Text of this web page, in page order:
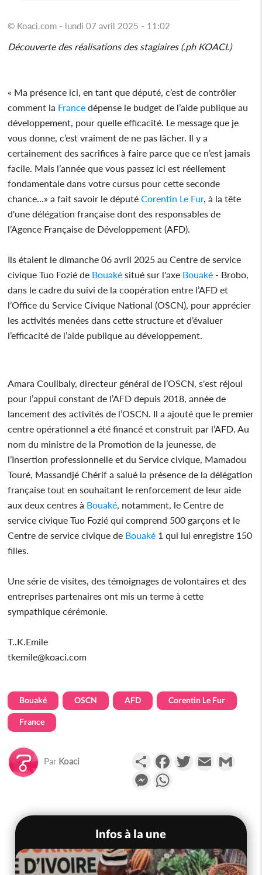
© Koaci.com - lundi 07 avril 2025 - 11:02
Découverte des réalisations des stagiaires (.ph KOACI.)
« Ma présence ici, en tant que député, c’est de contrôler
comment la France dépense le budget de l’aide publique au
développement, pour quelle efficacité. Le message que je
vous donne, c’est vraiment de ne pas lâcher. Il y a
certainement des sacrifices à faire parce que ce n’est jamais
facile. Mais l’année que vous passez ici est réellement
fondamentale dans votre cursus pour cette seconde
chance...» a fait savoir le député Corentin Le Fur, à la tête
d'une délégation française dont des responsables de
l’Agence Française de Développement (AFD).
Ils étaient le dimanche 06 avril 2025 au Centre de service
civique Tuo Fozié de Bouaké situé sur l'axe Bouaké - Brobo,
dans le cadre du suivi de la coopération entre l’AFD et
l’Office du Service Civique National (OSCN), pour apprécier
les activités menées dans cette structure et d’évaluer
l’efficacité de l’aide publique au développement.
Amara Coulibaly, directeur général de l’OSCN, s'est réjoui
pour l’appui constant de l’AFD depuis 2018, année de
lancement des activités de l’OSCN. Il a ajouté que le premier
centre opérationnel a été financé et construit par l’AFD. Au
nom du ministre de la Promotion de la jeunesse, de
l’Insertion professionnelle et du Service civique, Mamadou
Touré, Massandjé Chérif a salué la présence de la délégation
française tout en souhaitant le renforcement de leur aide
aux deux centres à Bouaké, notamment, le Centre de
service civique Tuo Fozié qui comprend 500 garçons et le
Centre de service civique de Bouaké 1 qui lui enregistre 150
filles.
Une série de visites, des témoignages de volontaires et des
entreprises partenaires ont mis un terme à cette
sympathique cérémonie.
T..K.Emile
tkemile@koaci.com
Bouaké OSCN AFD Corentin Le Fur
France
Par Koaci PartagerFacebookTwitterEmail
Messenger
Infos à la une